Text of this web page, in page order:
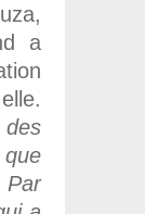
a
que